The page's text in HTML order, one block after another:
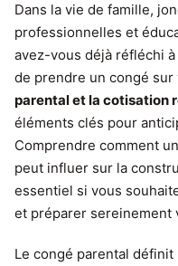
Dans la vie de famille,
professionnelles et
avez-vous déjà réfléchi
de prendre un congé
parental et la cotisation
éléments clés pour
Comprendre comment
peut influer sur la
essentiel si vous
et préparer sereinement
Le congé parental